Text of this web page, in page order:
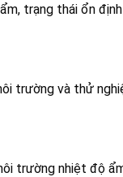
trạng thái ổn định
trường và thử
trường nhiệt độ